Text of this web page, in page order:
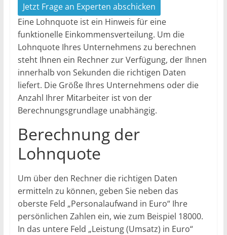
Jetzt Frage an Experten abschicken
Eine Lohnquote ist ein Hinweis für eine
funktionelle Einkommensverteilung. Um die
Lohnquote Ihres Unternehmens zu berechnen
steht Ihnen ein Rechner zur Verfügung, der Ihnen
innerhalb von Sekunden die richtigen Daten
liefert. Die Größe Ihres Unternehmens oder die
Anzahl Ihrer Mitarbeiter ist von der
Berechnungsgrundlage unabhängig.
Berechnung der
Lohnquote
Um über den Rechner die richtigen Daten
ermitteln zu können, geben Sie neben das
oberste Feld „Personalaufwand in Euro“ Ihre
persönlichen Zahlen ein, wie zum Beispiel 18000.
In das untere Feld „Leistung (Umsatz) in Euro“